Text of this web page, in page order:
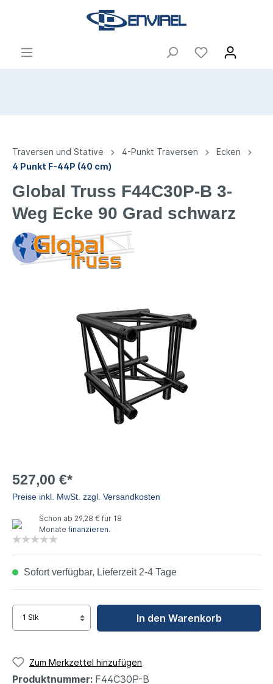
Traversen und Stative 4-Punkt Traversen
Ecken
4 Punkt F-44P (40 cm)
Global Truss F44C30P-B 3-
Weg Ecke 90 Grad schwarz
527,00 €*
Preise inkl. MwSt. zzgl. Versandkosten
Schon ab 29,28 € für 18
Monate finanzieren.
Sofort verfügbar, Lieferzeit 2-4 Tage
In den Warenkorb
Zum Merkzettel hinzufügen
Produktnummer: F44C30P-B